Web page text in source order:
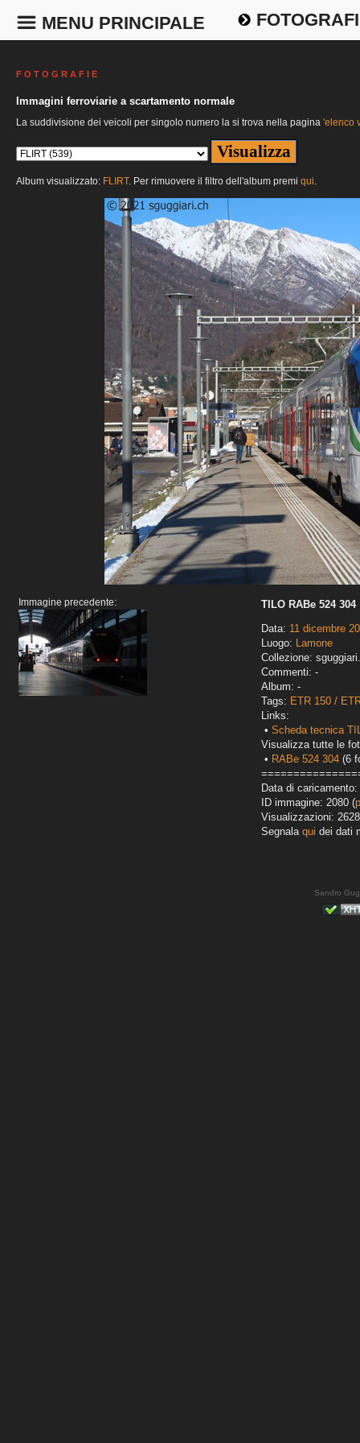
MENU PRINCIPALE
F O T O G R A F I E
Immagini ferroviarie a scartamento normale
La suddivisione dei veicoli per singolo numero la si trova nella pagina 'elenco
Album visualizzato: FLIRT. Per rimuovere il filtro dell'album premi qui.
Immagine precedente:
TILO RABe 524 304
Data: 11 dicembre
Luogo: Lamone
Collezione:
Commenti: -
Album: -
Tags: ETR 150 /
Links:
• Scheda tecnica
Visualizza tutte le
• RABe 524 304 (6
Data di
ID immagine: 2080 (
Visualizzazioni: 2628
Segnala qui dei dati
Sandro